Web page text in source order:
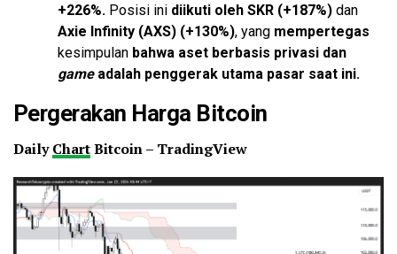
+226%. Posisi ini diikuti oleh SKR (+187%) dan
Axie Infinity (AXS) (+130%), yang mempertegas
kesimpulan bahwa aset berbasis privasi dan
gameadalah penggerak utama pasar saat ini.
Pergerakan Harga Bitcoin
DailyChartBitcoin – TradingView